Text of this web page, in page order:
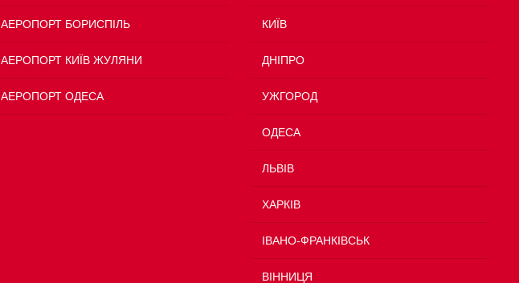
АЕРОПОРТ БОРИСПІЛЬ
АЕРОПОРТ КИЇВ ЖУЛЯНИ
АЕРОПОРТ ОДЕСА
КИЇВ
ДНІПРО
УЖГОРОД
ОДЕСА
ЛЬВІВ
ХАРКІВ
ІВАНО-ФРАНКІВСЬК
ВІННИЦЯ